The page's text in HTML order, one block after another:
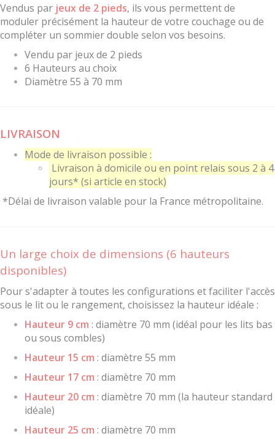
Vendus par jeux de 2 pieds, ils vous permettent de
moduler précisément la hauteur de votre couchage ou de
compléter un sommier double selon vos besoins.
Vendu par jeux de 2 pieds
6 Hauteurs au choix
Diamètre 55 à 70 mm
LIVRAISON
Mode de livraison possible :
Livraison à domicile ou en point relais sous 2 à 4
jours* (si article en stock)
*Délai de livraison valable pour la France métropolitaine.
Un large choix de dimensions (6 hauteurs
disponibles)
Pour s'adapter à toutes les configurations et faciliter l'accès
sous le lit ou le rangement, choisissez la hauteur idéale :
Hauteur 9 cm : diamètre 70 mm (idéal pour les lits bas
ou sous combles)
Hauteur 15 cm : diamètre 55 mm
Hauteur 17 cm : diamètre 70 mm
Hauteur 20 cm : diamètre 70 mm (la hauteur standard
idéale)
Hauteur 25 cm : diamètre 70 mm